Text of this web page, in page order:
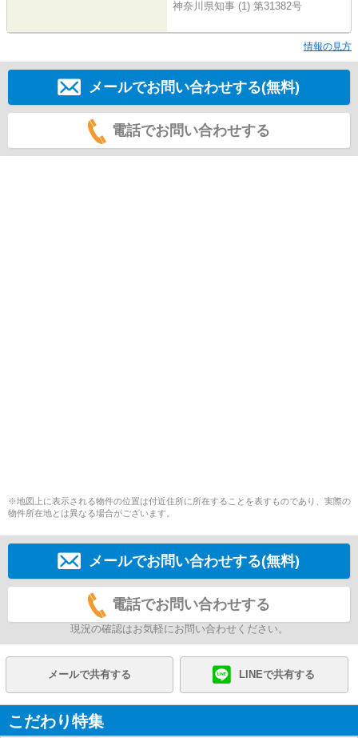
神奈川県知事 (1) 第31382号
情報の見方
メールでお問い合わせする(無料)
電話でお問い合わせする
※地図上に表示される物件の位置は付近住所に所在することを表すものであり、実際の
物件所在地とは異なる場合がございます。
メールでお問い合わせする(無料)
電話でお問い合わせする
現況の確認はお気軽にお問い合わせください。
メールで共有する LINEで共有する
こだわり特集